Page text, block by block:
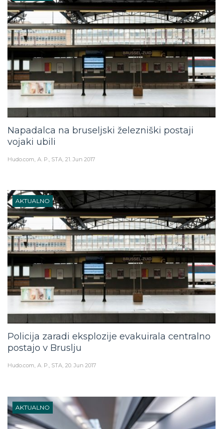
Napadalca na bruseljski železniški postaji
vojaki ubili
Hudo.com A. P., STA 21. Jun 2017
AKTUALNO
Policija zaradi eksplozije evakuirala centralno
postajo v Bruslju
Hudo.com A. P., STA 20. Jun 2017
AKTUALNO